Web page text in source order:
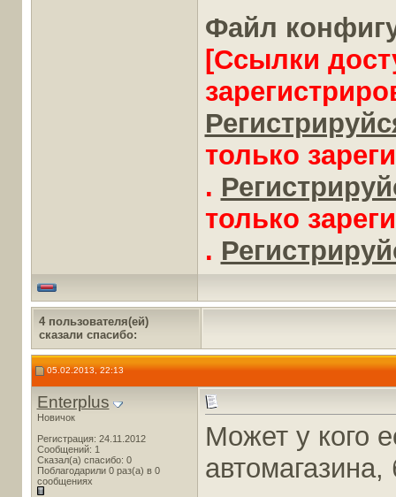
Файл
[Ссылки
только
.
только
.
4 пользователя(ей)
сказали cпасибо:
05.02.2013, 22:13
Enterplus
Новичок
Регистрация: 24.11.2012
Сообщений: 1
Сказал(а) спасибо: 0
Поблагодарили 0 раз(а) в 0
сообщениях
Может у кого